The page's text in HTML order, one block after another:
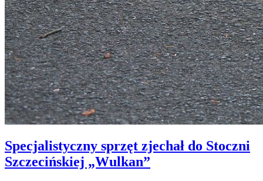
Specjalistyczny sprzęt zjechał do Stoczni
Szczecińskiej „Wulkan”